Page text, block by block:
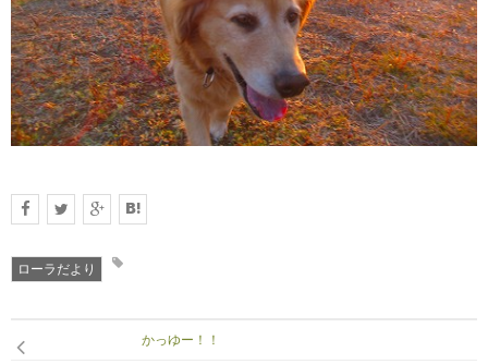
会社概要
ローラだより
かっゆー！！